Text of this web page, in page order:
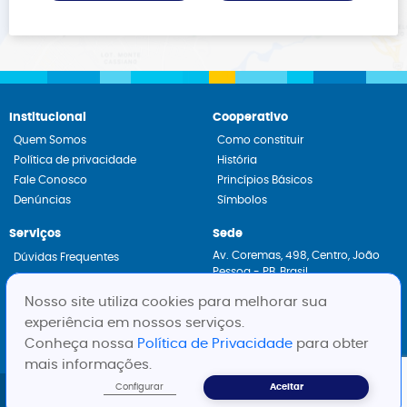
Institucional
Quem Somos
Política de privacidade
Fale Conosco
Denúncias
Cooperativo
Como constituir
História
Princípios Básicos
Símbolos
Serviços
Dúvidas Frequentes
Constituição de Cooperativas
Assessoria Jurídica
Sede
Av. Coremas, 498, Centro, João
Pessoa - PB, Brasil
Fone:
Whatsapp:
Todos os direitos reservados a
SESCOOP-PB
Nosso site utiliza cookies para melhorar sua
experiência em nossos serviços.
Conheça nossa Política de Privacidade para obter
mais informações.
Aceitar
Configurar